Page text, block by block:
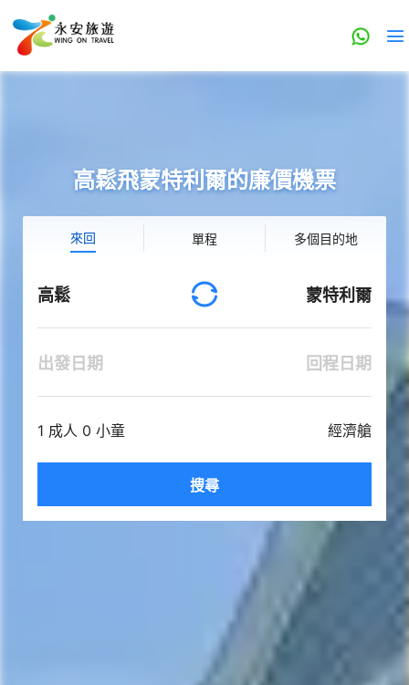
高鬆飛蒙特利爾的廉價機票
來回 單程 多個目的地
高鬆 蒙特利爾
出發日期 回程日期
1 成人 0 小童 經濟艙
搜尋